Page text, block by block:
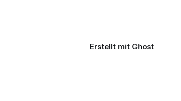
Erstellt mit Ghost